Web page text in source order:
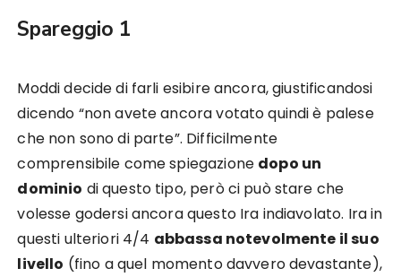
Spareggio 1
Moddi decide di farli esibire ancora, giustificandosi
dicendo “non avete ancora votato quindi è palese
che non sono di parte”. Difficilmente
comprensibile come spiegazione dopo un
dominio di questo tipo, però ci può stare che
volesse godersi ancora questo Ira indiavolato. Ira in
questi ulteriori 4/4 abbassa notevolmente il suo
livello (fino a quel momento davvero devastante),